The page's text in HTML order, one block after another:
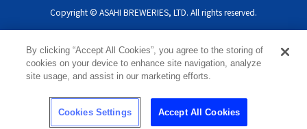
Copyright © ASAHI BREWERIES, LTD. All rights reserved.
By clicking “Accept All Cookies”, you agree to the storing of
cookies on your device to enhance site navigation, analyze
site usage, and assist in our marketing efforts.
Cookies Settings Accept All Cookies